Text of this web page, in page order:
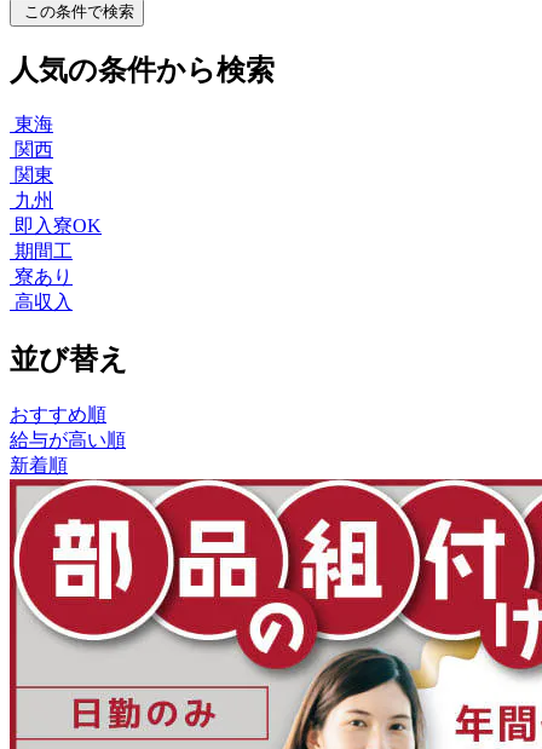
この条件で検索
人気の条件から検索
東海
関西
関東
九州
即入寮OK
期間工
寮あり
高収入
並び替え
おすすめ順
給与が高い順
新着順